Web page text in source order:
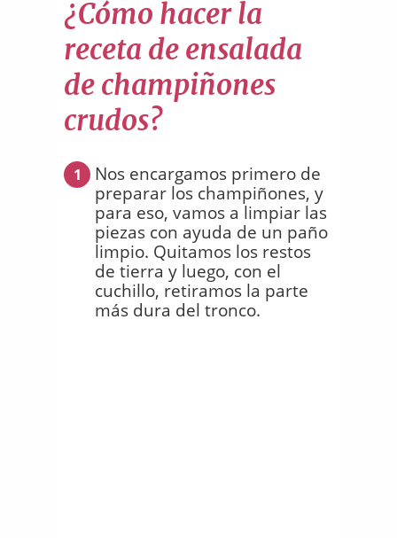
¿Cómo hacer la
receta de ensalada
de champiñones
crudos?
1
Nos encargamos primero de
preparar los champiñones, y
para eso, vamos a limpiar las
piezas con ayuda de un paño
limpio. Quitamos los restos
de tierra y luego, con el
cuchillo, retiramos la parte
más dura del tronco.